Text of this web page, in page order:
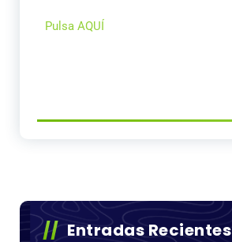
Pulsa AQUÍ
Entradas Recientes